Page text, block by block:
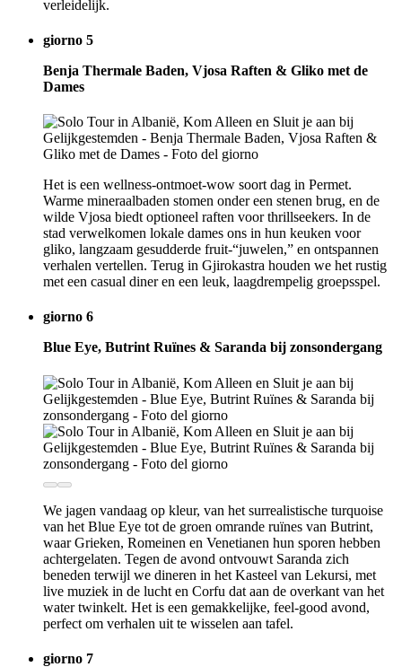
verleidelijk.
giorno 5
Benja Thermale Baden, Vjosa Raften & Gliko met de
Dames
Het is een wellness-ontmoet-wow soort dag in Permet.
Warme mineraalbaden stomen onder een stenen brug, en de
wilde Vjosa biedt optioneel raften voor thrillseekers. In de
stad verwelkomen lokale dames ons in hun keuken voor
gliko, langzaam gesudderde fruit-“juwelen,” en ontspannen
verhalen vertellen. Terug in Gjirokastra houden we het rustig
met een casual diner en een leuk, laagdrempelig groepsspel.
giorno 6
Blue Eye, Butrint Ruïnes & Saranda bij zonsondergang
We jagen vandaag op kleur, van het surrealistische turquoise
van het Blue Eye tot de groen omrande ruïnes van Butrint,
waar Grieken, Romeinen en Venetianen hun sporen hebben
achtergelaten. Tegen de avond ontvouwt Saranda zich
beneden terwijl we dineren in het Kasteel van Lekursi, met
live muziek in de lucht en Corfu dat aan de overkant van het
water twinkelt. Het is een gemakkelijke, feel-good avond,
perfect om verhalen uit te wisselen aan tafel.
giorno 7